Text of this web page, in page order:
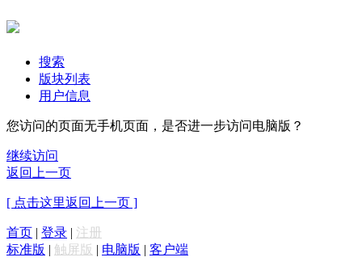
搜索
版块列表
用户信息
您访问的页面无手机页面，是否进一步访问电脑版？
继续访问
返回上一页
[ 点击这里返回上一页 ]
首页 | 登录 | 注册
标准版 | 触屏版 | 电脑版 | 客户端